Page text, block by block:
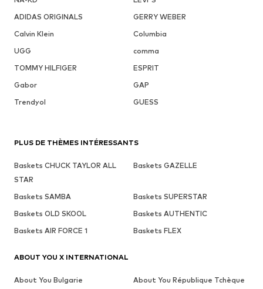
ADIDAS ORIGINALS
GERRY WEBER
Calvin Klein
Columbia
UGG
comma
TOMMY HILFIGER
ESPRIT
Gabor
GAP
Trendyol
GUESS
PLUS DE THÈMES INTÉRESSANTS
Baskets CHUCK TAYLOR ALL
STAR
Baskets GAZELLE
Baskets SAMBA
Baskets SUPERSTAR
Baskets OLD SKOOL
Baskets AUTHENTIC
Baskets AIR FORCE 1
Baskets FLEX
ABOUT YOU X INTERNATIONAL
About You Bulgarie
About You République Tchèque